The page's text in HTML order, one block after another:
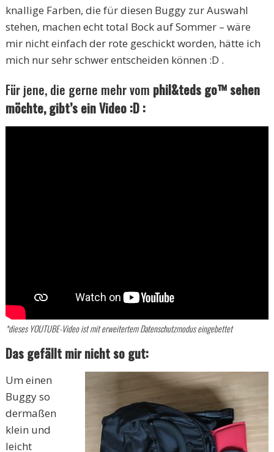
knallige Farben, die für diesen Buggy zur Auswahl
stehen, machen echt total Bock auf Sommer – wäre
mir nicht einfach der rote geschickt worden, hätte ich
mich nur sehr schwer entscheiden können :D .
Für jene, die gerne mehr vom phil&teds go™ sehen
möchte, gibt’s ein Video :D :
*dieses YOUTUBE-Video ist mit erweitertem Datenschutzmodus eingebettet
Das gefällt mir nicht so gut:
Um einen
Buggy so
dermaßen
klein und
leicht